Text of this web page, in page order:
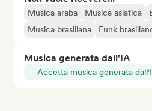
Musica araba Musica asiatica
Musica brasiliana
Funk
Musica generata dall'IA
Accetta musica generata